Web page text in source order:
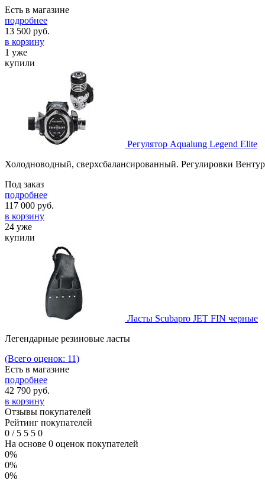
Есть в магазине
подробнее
13 500 руб.
в корзину
1 уже
купили
Регулятор Aqualung Legend Elite
Холодноводный, сверхсбалансированный. Регулировки
Под заказ
подробнее
117 000 руб.
в корзину
24 уже
купили
Ласты Scubapro JET FIN черные
Легендарные резиновые ласты
(Всего оценок: 11)
Есть в магазине
подробнее
42 790 руб.
в корзину
Отзывы покупателей
Рейтинг покупателей
0 /5 5 5 0
На основе 0 оценок покупателей
0%
0%
0%